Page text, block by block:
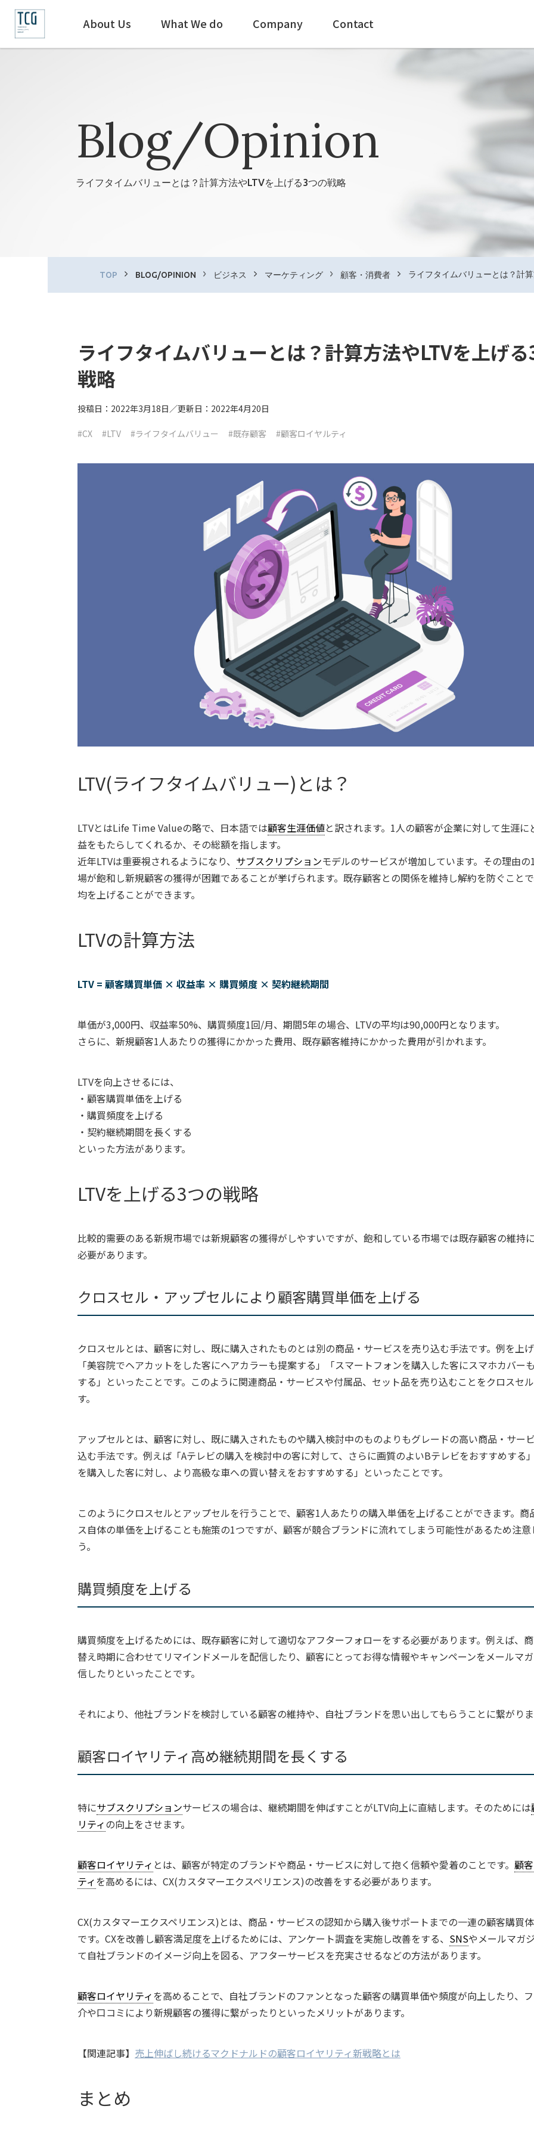
About Us What We do Company Contact
Blog/Opinion
ライフタイムバリューとは？計算方法やLTVを上げる3つの戦略
TOP BLOG/OPINION ビジネス マーケティング 顧客・消費者 ライフタイムバリューとは？計
ライフタイムバリューとは？計算方法やLTVを上げ
戦略
投稿日：2022年3月18日／更新日：2022年4月20日
#CX #LTV #ライフタイムバリュー #既存顧客 #顧客ロイヤルティ
LTV(ライフタイムバリュー)とは？
LTVとはLife Time Valueの略で、日本語では顧客生涯価値と訳されます。1人の顧客が企業に対して生涯に
益をもたらしてくれるか、その総額を指します。
近年LTVは重要視されるようになり、 サブスクリプションモデルのサービスが増加しています。その理由
場が飽和し新規顧客の獲得が困難であることが挙げられます。既存顧客との関係を維持し解約を防ぐこと
均を上げることができます。
LTVの計算方法
LTV = 顧客購買単価 × 収益率 × 購買頻度 × 契約継続期間
単価が3,000円、収益率50%、購買頻度1回/月、期間5年の場合、LTVの平均は90,000円となります。
さらに、新規顧客1人あたりの獲得にかかった費用、既存顧客維持にかかった費用が引かれます。
LTVを向上させるには、
・顧客購買単価を上げる
・購買頻度を上げる
・契約継続期間を長くする
といった方法があります。
LTVを上げる3つの戦略
比較的需要のある新規市場では新規顧客の獲得がしやすいですが、飽和している市場では既存顧客の維持
必要があります。
クロスセル・アップセルにより顧客購買単価を上げる
クロスセルとは、顧客に対し、既に購入されたものとは別の商品・サービスを売り込む手法です。例を上げ
「美容院でヘアカットをした客にヘアカラーも提案する」「スマートフォンを購入した客にスマホカバー
する」といったことです。このように関連商品・サービスや付属品、セット品を売り込むことをクロスセ
す。
アップセルとは、顧客に対し、既に購入されたものや購入検討中のものよりもグレードの高い商品・サー
込む手法です。例えば「Aテレビの購入を検討中の客に対して、さらに画質のよいBテレビをおすすめする
を購入した客に対し、より高級な車への買い替えをおすすめする」といったことです。
このようにクロスセルとアップセルを行うことで、顧客1人あたりの購入単価を上げることができます。 商
ス自体の単価を上げることも施策の1つですが、顧客が競合ブランドに流れてしまう可能性があるため注意
う。
購買頻度を上げる
購買頻度を上げるためには、既存顧客に対して適切なアフターフォローをする必要があります。例えば、
替え時期に合わせてリマインドメールを配信したり、顧客にとってお得な情報やキャンペーンをメールマ
信したりといったことです。
それにより、他社ブランドを検討している顧客の維持や、自社ブランドを思い出してもらうことに繋がりま
顧客ロイヤリティ高め継続期間を長くする
特にサブスクリプションサービスの場合は、継続期間を伸ばすことがLTV向上に直結します。そのためには
リティの向上をさせます。
顧客ロイヤリティ とは、顧客が特定のブランドや商品・サービスに対して抱く信頼や愛着のことです。 顧
ティを高めるには、CX(カスタマーエクスペリエンス)の改善をする必要があります。
CX(カスタマーエクスペリエンス)とは、商品・サービスの認知から購入後サポートまでの一連の顧客購買
です。CXを改善し顧客満足度を上げるためには、アンケート調査を実施し改善をする、 SNSやメールマガ
て自社ブランドのイメージ向上を図る、アフターサービスを充実させるなどの方法があります。
顧客ロイヤリティを高めることで、自社ブランドのファンとなった顧客の購買単価や頻度が向上したり、
介や口コミにより新規顧客の獲得に繋がったりといったメリットがあります。
【関連記事】 売上伸ばし続けるマクドナルドの顧客ロイヤリティ新戦略とは
まとめ